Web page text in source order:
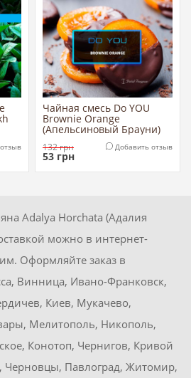
Чайная смесь Do YOU
Brownie Orange
(Апельсиновый Брауни)
132грн
53 грн
Добавить отзыв
Adalya Horchata (Адалия
можно в интернет-
Оформляйте заказ в
Винница, Ивано-Франковск,
Киев, Мукачево,
Мелитополь, Никополь,
Конотоп, Чернигов, Кривой
Черновцы, Павлоград, Житомир,